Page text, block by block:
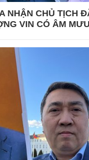
NHẬN CHỦ TỊCH
VIN CÓ ÂM